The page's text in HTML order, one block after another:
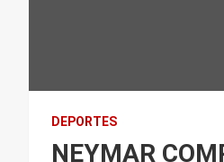
DEPORTES
NEYMAR